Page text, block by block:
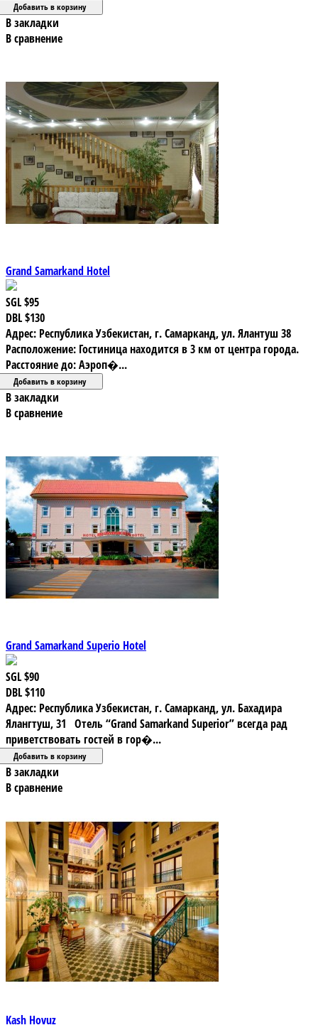
В закладки
В сравнение
Grand Samarkand Hotel
SGL$95
DBL$130
Адрес: Республика Узбекистан, г. Самарканд, ул. Ялантуш 38
Расположение: Гостиница находится в 3 км от центра города.
Расстояние до: Аэроп�...
В закладки
В сравнение
Grand Samarkand Superio Hotel
SGL$90
DBL$110
Адрес: Республика Узбекистан, г. Самарканд, ул. Бахадира
Ялангтуш, 31 Отель “Grand Samarkand Superior” всегда рад
приветствовать гостей в гор�...
В закладки
В сравнение
Kash Hovuz